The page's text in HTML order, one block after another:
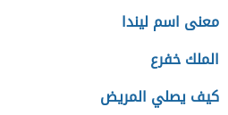
معنى اسم ليندا
الملك خفرع
كيف يصلي المريض